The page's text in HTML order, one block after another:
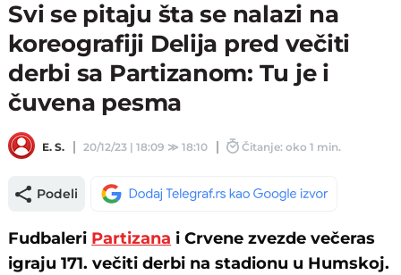
Svi se pitaju šta se nalazi na
koreografiji Delija pred večiti
derbi sa Partizanom: Tu je i
čuvena pesma
E. S. 20/12/23 | 18:09 ≫18:10 Čitanje: oko 1 min.
Podeli
Fudbaleri Partizana i Crvene zvezde večeras
igraju 171. večiti derbi na stadionu u Humskoj.